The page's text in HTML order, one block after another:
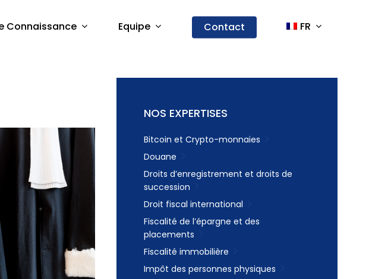
Connaissance Equipe Contact FR
NOS EXPERTISES
Bitcoin et Crypto-monnaies
Douane
Droits d’enregistrement et droits de
succession
Droit fiscal international
Fiscalité de l’épargne et des
placements
Fiscalité immobilière
Impôt des personnes physiques